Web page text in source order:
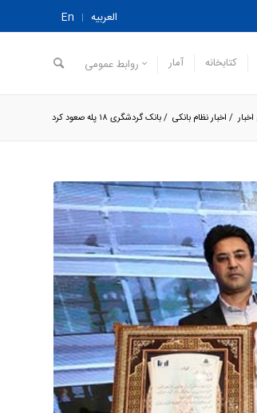
العربیه En
کتابخانه آمار روابط عمومی
/ اخبار نظام بانکی /بانک گردشگری ۱۸ پله صعود کرد